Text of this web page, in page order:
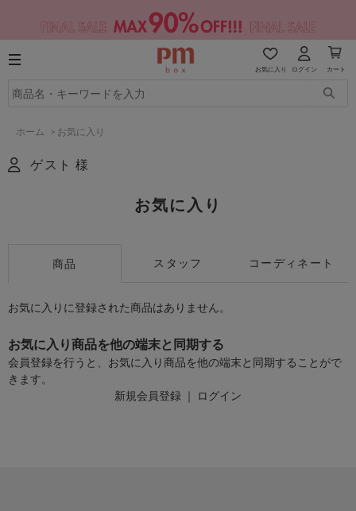
お気に入り ログイン カート
ホーム > お気に入り
ゲスト 様
お気に入り
商品 スタッフ コーディネート
お気に入りに登録された商品はありません。
お気に入り商品を他の端末と同期する
会員登録を行うと、お気に入り商品を他の端末と同期することがで
きます。
新規会員登録 ｜ ログイン